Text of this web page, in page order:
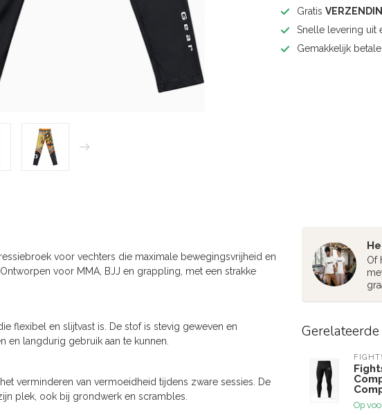
Gratis
Snelle levering uit
Gemakkelijk
voor vechters die maximale bewegingsvrijheid en
voor MMA, BJJ en grappling, met een strakke
flexibel en slijtvast is. De stof is stevig geweven en
en langdurig gebruik aan te kunnen.
verminderen van vermoeidheid tijdens zware sessies. De
plek, ook bij grondwerk en scrambles.
Of
Op